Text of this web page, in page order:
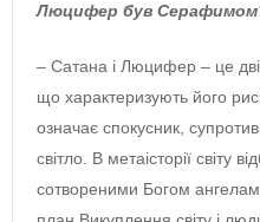
Люцифер був
– Сатана і Люцифер – це
що характеризують його
означає спокусник,
світло. В метаісторії світу
сотвореними Богом